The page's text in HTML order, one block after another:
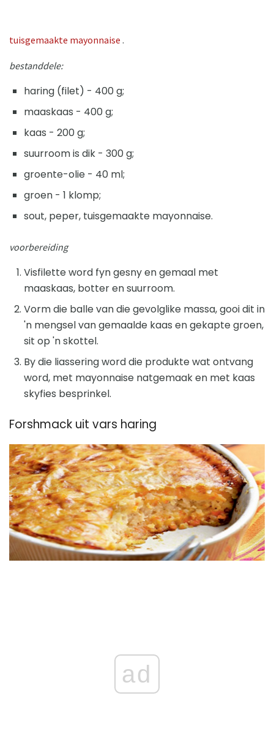
tuisgemaakte mayonnaise .
bestanddele:
haring (filet) - 400 g;
maaskaas - 400 g;
kaas - 200 g;
suurroom is dik - 300 g;
groente-olie - 40 ml;
groen - 1 klomp;
sout, peper, tuisgemaakte mayonnaise.
voorbereiding
Visfilette word fyn gesny en gemaal met
maaskaas, botter en suurroom.
Vorm die balle van die gevolglike massa, gooi dit in
'n mengsel van gemaalde kaas en gekapte groen,
sit op 'n skottel.
By die liassering word die produkte wat ontvang
word, met mayonnaise natgemaak en met kaas
skyfies besprinkel.
Forshmack uit vars haring
ad